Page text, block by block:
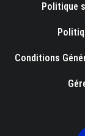
Politique
Conditions